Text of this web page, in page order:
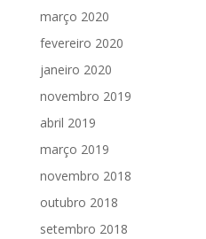
março 2020
fevereiro 2020
janeiro 2020
novembro 2019
abril 2019
março 2019
novembro 2018
outubro 2018
setembro 2018